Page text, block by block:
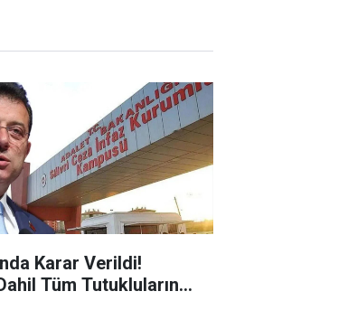
Karar Verildi!
Tüm Tutukluların...